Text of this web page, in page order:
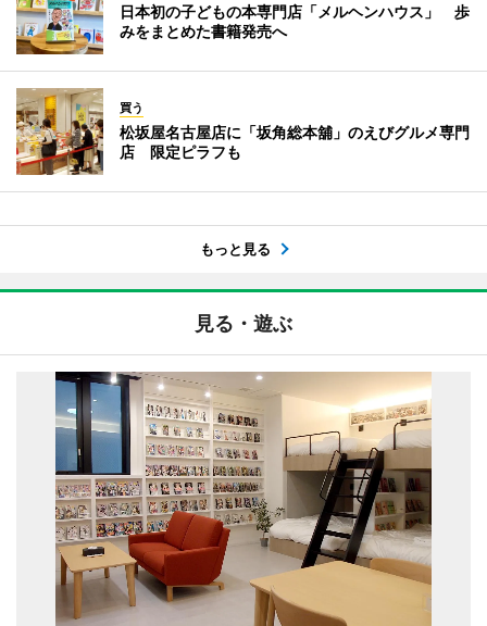
日本初の子どもの本専門店「メルヘンハウス」 歩
みをまとめた書籍発売へ
買う
松坂屋名古屋店に「坂角総本舖」のえびグルメ専門
店 限定ピラフも
もっと見る
見る・遊ぶ